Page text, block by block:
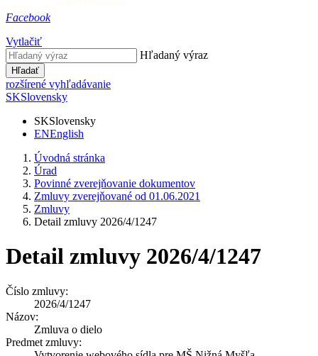
Facebook
Vytlačiť
Hľadaný výraz
Hľadať
rozšírené vyhľadávanie
SKSlovensky
SKSlovensky
ENEnglish
Úvodná stránka
Úrad
Povinné zverejňovanie dokumentov
Zmluvy zverejňované od 01.06.2021
Zmluvy
Detail zmluvy 2026/4/1247
Detail zmluvy 2026/4/1247
Číslo zmluvy:
2026/4/1247
Názov:
Zmluva o dielo
Predmet zmluvy: